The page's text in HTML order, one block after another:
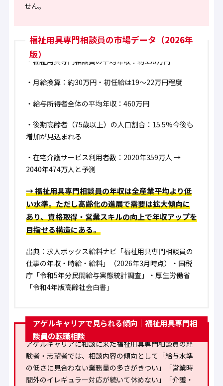
せん。
福祉用具専門相談員の市場データ（2026年
版）
・福祉用具専門相談員の平均年収：約356万円
・ 月給換算：約30万円・初任給は19〜22万円程度
・ 給与所得者全体の平均年収：460万円
・ 後期高齢者（75歳以上）の人口割合：15.5%今後も
増加が見込まれる
・ 在宅介護サービス利用者数：2020年359万人 →
2040年474万人と予測
→ 福祉用具専門相談員の年収は全産業平均より低
い水準。ただし高齢化の進展で需要は拡大傾向に
あり、資格取得・営業スキルの向上で年収アップを
目指せる構造にある。
出典：求人ボックス給料ナビ「福祉用具専門相談員の
仕事の年収・時給・給料」（2026年3月時点）・国税
庁「令和5年分民間給与実態統計調査」・厚生労働省
「令和4年版高齢社会白書」
アゲルキャリアで見られる傾向｜福祉用具専門相
談員の転職相談
アゲルキャリアに相談に来た福祉用具専門相談員の経
験者・志望者では、相談内容の傾向として 「給与水準
の低さに見合わない業務量の多さがきつい」「営業時
間外のイレギュラー対応が続いて休めない」「介護・